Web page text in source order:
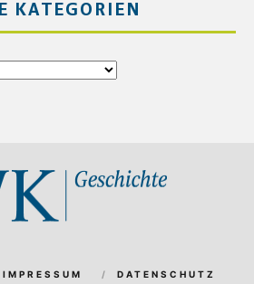
KATEGORIEN
IMPRESSUM DATENSCHUTZ